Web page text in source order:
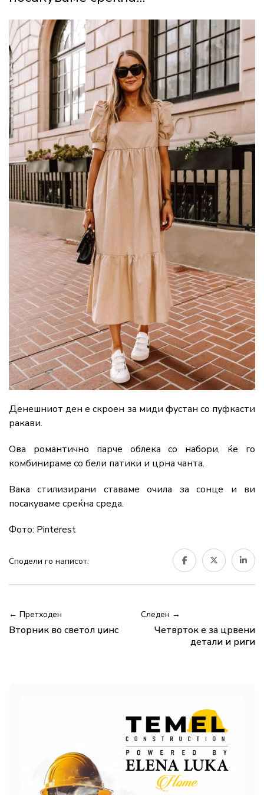
Денешниот ден е скроен за миди фустан со пуфкасти
ракави.
Ова романтично парче облека со набори, ќе го
комбинираме со бели патики и црна чанта.
Вака стилизирани ставаме очила за сонце и ви
посакуваме среќна среда.
Фото: Pinterest
Сподели го написот:
← Претходен
Вторник во светол џинс
Следен →
Четврток е за црвени
детали и риги